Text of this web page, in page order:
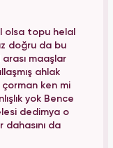
olsa topu helal
doğru da bu
maaşlar
ahlak
ken mi
yok Bence
dedimya o
da